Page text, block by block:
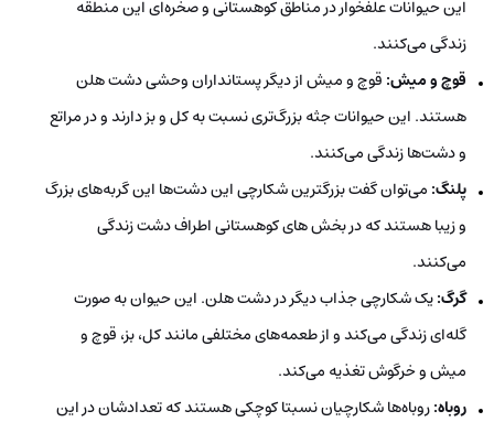
این حیوانات علفخوار در مناطق کوهستانی و صخره‌ای این منطقه
زندگی می‌کنند.
قوچ و میش: قوچ و میش از دیگر پستانداران وحشی دشت هلن
هستند. این حیوانات جثه بزرگ‌تری نسبت به کل و بز دارند و در مراتع
و دشت‌ها زندگی می‌کنند.
پلنگ: می‌توان گفت بزرگترین شکارچی این دشت‌ها این گربه‌های بزرگ
و زیبا هستند که در بخش ‌های کوهستانی اطراف دشت زندگی
می‌کنند.
گرگ:یک شکارچی جذاب دیگر در دشت هلن. این حیوان به صورت
گله‌ای زندگی می‌کند و از طعمه‌های مختلفی مانند کل، بز، قوچ و
میش و خرگوش تغذیه می‌کند.
روباه:روباه‌ها شکارچیان نسبتا کوچکی هستند که تعدادشان در این